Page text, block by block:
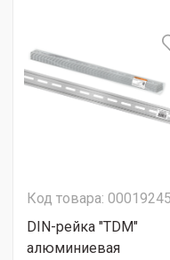
Код товара: 00019245
DIN-рейка "TDM"
алюминиевая